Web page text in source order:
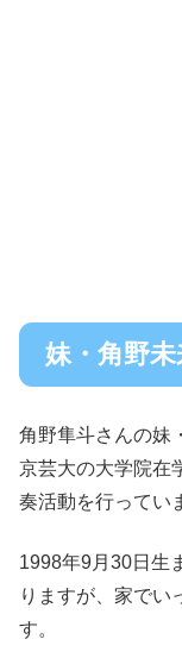
妹・角野
角野隼斗さんの妹
京芸大の大学院在
奏活動を行ってい
1998年9月30日生
りますが、家でい
す。